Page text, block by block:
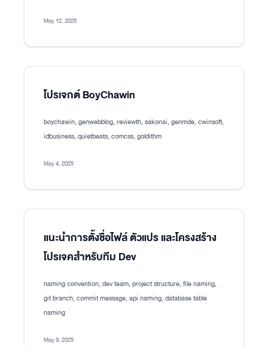
May 12, 2025
โปรเจกต์ BoyChawin
boychawin, genwebblog, reviewth, sakonai, genmde, cwinsoft,
idbusiness, quietbeats, comcss, goldithm
May 4, 2025
แนะนำการตั้งชื่อไฟล์ ตัวแปร และโครงสร้าง
โปรเจคสำหรับทีม Dev
naming convention, dev team, project structure, file naming,
git branch, commit message, api naming, database table
naming
May 3, 2025